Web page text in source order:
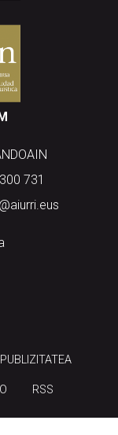
731
PUBLIZITATEA
RSS